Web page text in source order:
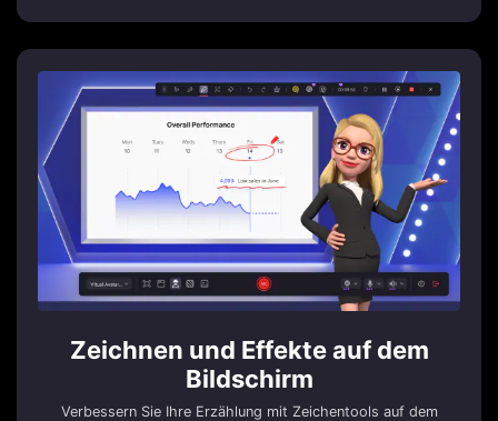
Zeichnen und Effekte auf dem
Bildschirm
Verbessern Sie Ihre Erzählung mit Zeichentools auf dem